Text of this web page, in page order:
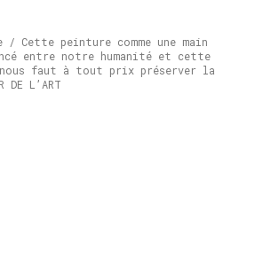
/ Cette peinture comme une main
entre notre humanité et cette
faut à tout prix préserver la
L’ART